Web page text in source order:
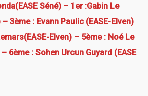
Séné) – 1er :Gabin Le
3ème : Evann Paulic (EASE-Elven)
Elven) – 5ème : Noé Le
6ème : Sohen Urcun Guyard (EASE